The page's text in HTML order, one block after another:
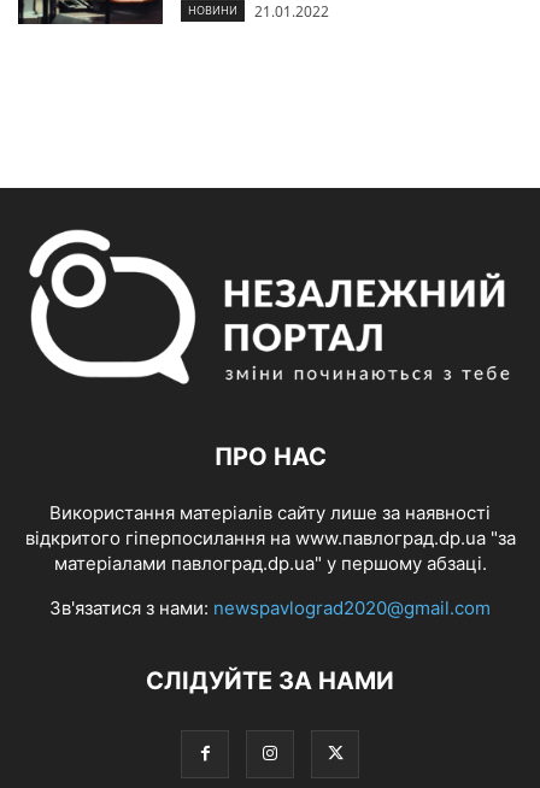
НОВИНИ 21.01.2022
ПРО НАС
Використання матеріалів сайту лише за наявності
відкритого гіперпосилання на www.павлоград.dp.ua "за
матеріалами павлоград.dp.ua" у першому абзаці.
Зв'язатися з нами: newspavlograd2020@gmail.com
СЛІДУЙТЕ ЗА НАМИ